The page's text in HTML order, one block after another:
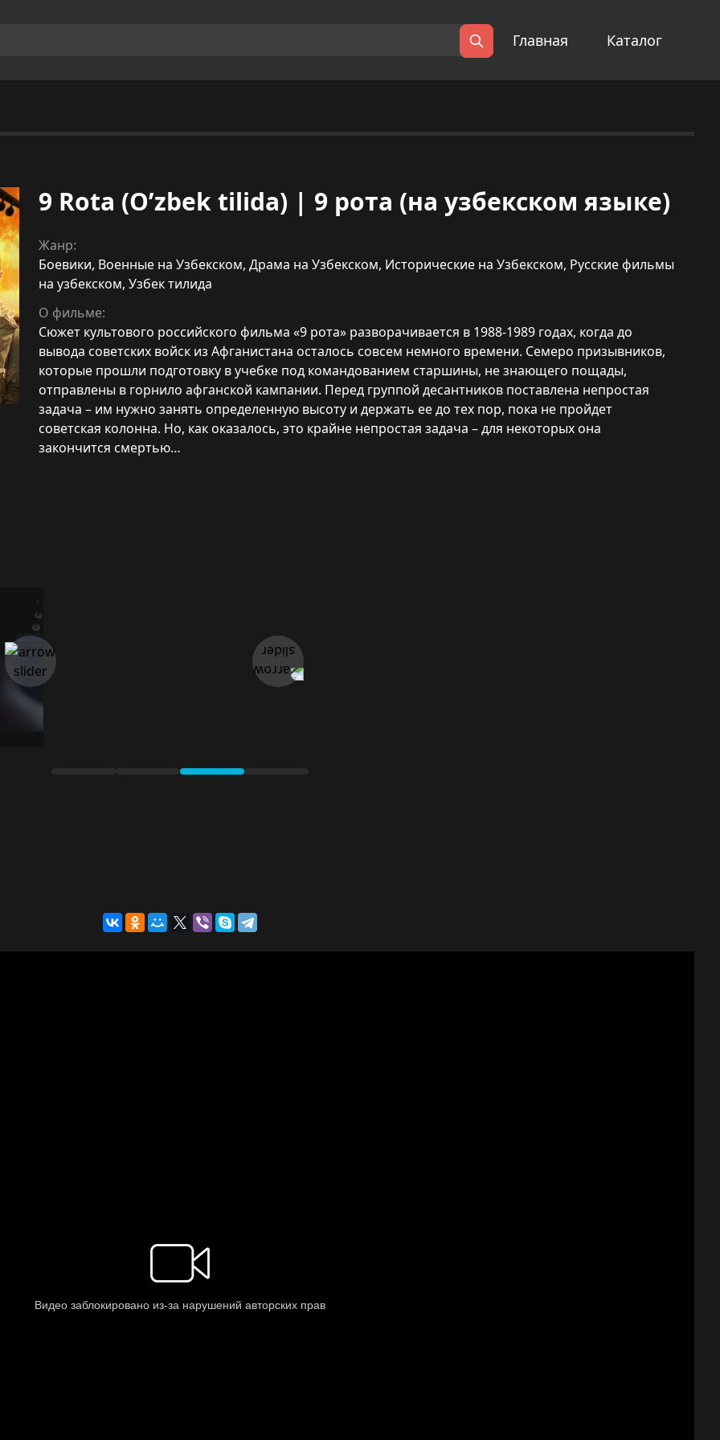
Поиск
Главная Каталог
9 Rota (O’zbek tilida) | 9 рота (на узбекском языке)
Жанр:
Боевики, Военные на Узбекском, Драма на Узбекском, Исторические на Узбекском, Русские фильмы
на узбекском, Узбек тилида
О фильме:
Сюжет культового российского фильма «9 рота» разворачивается в 1988-1989 годах, когда до
вывода советских войск из Афганистана осталось совсем немного времени. Семеро призывников,
которые прошли подготовку в учебке под командованием старшины, не знающего пощады,
отправлены в горнило афганской кампании. Перед группой десантников поставлена непростая
задача – им нужно занять определенную высоту и держать ее до тех пор, пока не пройдет
советская колонна. Но, как оказалось, это крайне непростая задача – для некоторых она
закончится смертью…